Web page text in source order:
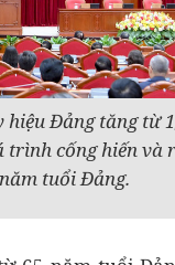
Đảng tăng từ
cống hiến và
tuổi Đảng.